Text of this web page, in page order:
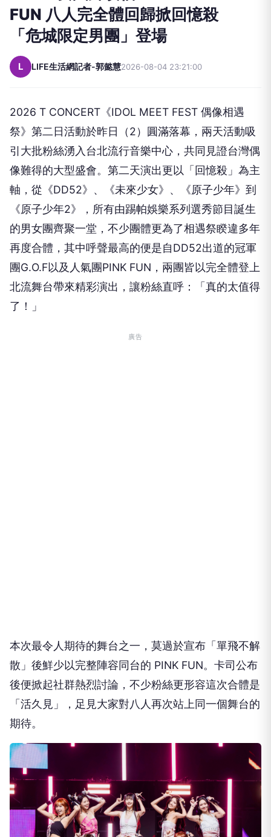
FUN 八人完全體回歸掀回憶殺
「危城限定男團」登場
L LIFE生活網記者-郭懿慧2026-08-04 23:21:00
2026 T CONCERT 《IDOL MEET FEST 偶像相遇
祭》第二日活動於昨日（2）圓滿落幕，兩天活動吸
引大批粉絲湧入台北流行音樂中心，共同見證台灣偶
像難得的大型盛會。第二天演出更以「回憶殺」為主
軸，從《DD52》、《未來少女》、《原子少年》到
《原子少年2》，所有由踢帕娛樂系列選秀節目誕生
的男女團齊聚一堂，不少團體更為了相遇祭睽違多年
再度合體，其中呼聲最高的便是自DD52出道的冠軍
團G.O.F以及人氣團PINK FUN ，兩團皆以完全體登上
北流舞台帶來精彩演出，讓粉絲直呼：「真的太值得
了！」
廣告
本次最令人期待的舞台之一，莫過於宣布「單飛不解
散」後鮮少以完整陣容同台的 PINK FUN。卡司公布
後便掀起社群熱烈討論，不少粉絲更形容這次合體是
「活久見」，足見大家對八人再次站上同一個舞台的
期待。